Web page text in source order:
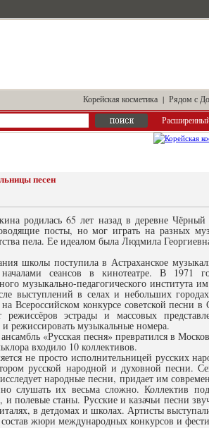
Корейская косметика | Рядом с
песен
родилась 65 лет назад в деревне
посты, но мог играть на разных
пела. Ее идеалом была Людмила
школы поступила в Астраханское
сеансов в кинотеатре. В 1971
музыкально-педагогического
выступлений в селах и небольших
на Всероссийском конкурсе советской
режиссёров эстрады и массовых
режиссировать музыкальные номера.
«Русская песня» превратился в
входило 10 коллективов.
не просто исполнительницей русских
русской народной и духовной песни.
народные песни, придает им
слушать их весьма сложно. Коллектив
полевые станы. Русские и казачьи песни
в детдомах и школах. Артисты
жюри международных конкурсов и